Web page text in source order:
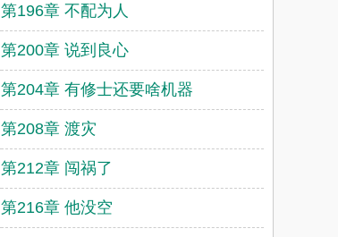
第196章 不配为人
第200章 说到良心
第204章 有修士还要啥机器
第208章 渡灾
第212章 闯祸了
第216章 他没空